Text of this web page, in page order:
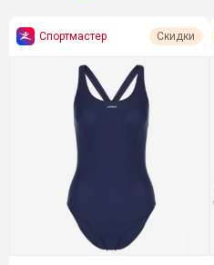
Спортмастер Скидки